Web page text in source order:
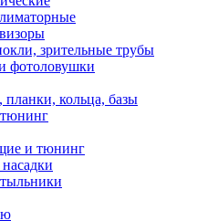
зрительные трубы
фотоловушки
кольца, базы
и тюнинг